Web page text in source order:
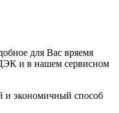
для Вас вряемя
и в нашем сервисном
и экономичный способ